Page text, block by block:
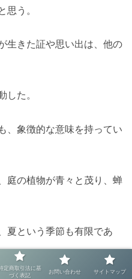
う。
生きた証や思い出は、他の
た。
、象徴的な意味を持ってい
庭の植物が青々と茂り、蝉
夏という季節も有限であ
定商取引法に基
づく表記
お問い合わせ サイトマップ